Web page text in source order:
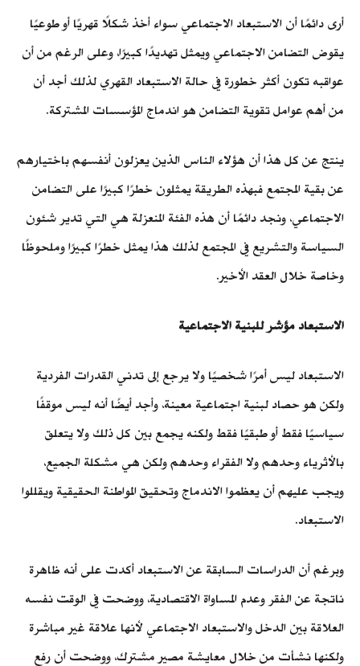
أرى دائمًا أن الاستبعاد الاجتماعي سواء أخذ شكلًا قهريًا أو طوعيًا
يقوض التضامن الاجتماعي ويمثل تهديدًا كبيرًا، وعلى الرغم من أن
عواقبه تكون أكثر خطورة في حالة الاستبعاد القهري لذلك أجد أن
من أهم عوامل تقوية التضامن هو اندماج المؤسسات المشتركة.
ينتج عن كل هذا أن هؤلاء الناس الذين يعزلون أنفسهم باختيارهم
عن بقية المجتمع فبهذه الطريقة يمثلون خطرًا كبيرًا على التضامن
الاجتماعي، ونجد دائمًا أن هذه الفئة المنعزلة هي التي تدير شئون
السياسة والتشريع في المجتمع لذلك هذا يمثل خطرًا كبيرًا وملحوظًا
وخاصة خلال العقد الأخير.
الاستبعاد مؤشر للبنية الاجتماعية
الاستبعاد ليس أمرًا شخصيًا ولا يرجع إلى تدني القدرات الفردية
ولكن هو حصاد لبنية اجتماعية معينة، وأجد أيضًا أنه ليس موقفًا
سياسيًا فقط أو طبقيًا فقط ولكنه يجمع بين كل ذلك ولا يتعلق
بالأثرياء وحدهم ولا الفقراء وحدهم ولكن هي مشكلة الجميع،
ويجب عليهم أن يعظموا الاندماج وتحقيق المواطنة الحقيقية ويقللوا
الاستبعاد.
وبرغم أن الدراسات السابقة عن الاستبعاد أكدت على أنه ظاهرة
ناتجة عن الفقر وعدم المساواة الاقتصادية، ووضحت في الوقت نفسه
العلاقة بين الدخل والاستبعاد الاجتماعي لأنها علاقة غير مباشرة
ولكنها نشأت من خلال معايشة مصير مشترك، ووضحت أن رفع